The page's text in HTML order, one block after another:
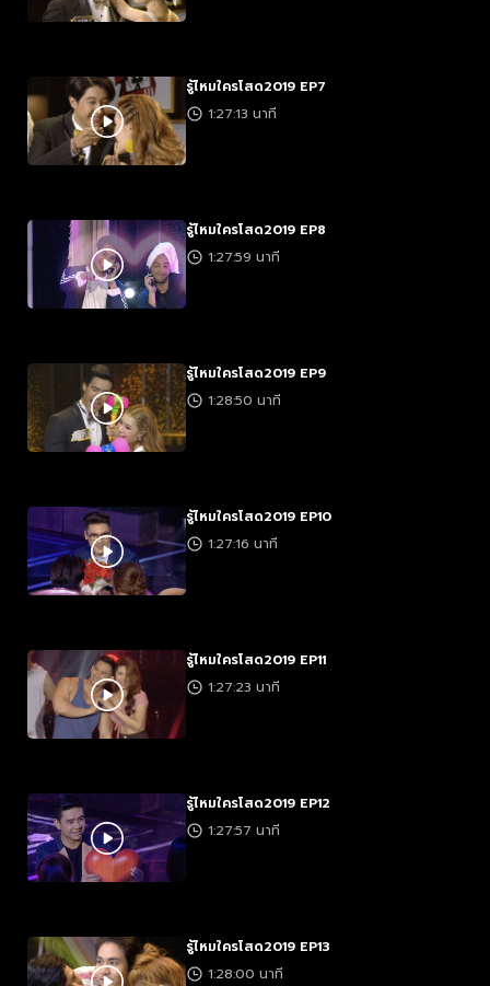
รู้ไหมใครโสด2019 EP7
1:27:13 นาที
รู้ไหมใครโสด2019 EP8
1:27:59 นาที
รู้ไหมใครโสด2019 EP9
1:28:50 นาที
รู้ไหมใครโสด2019 EP10
1:27:16 นาที
รู้ไหมใครโสด2019 EP11
1:27:23 นาที
รู้ไหมใครโสด2019 EP12
1:27:57 นาที
รู้ไหมใครโสด2019 EP13
1:28:00 นาที